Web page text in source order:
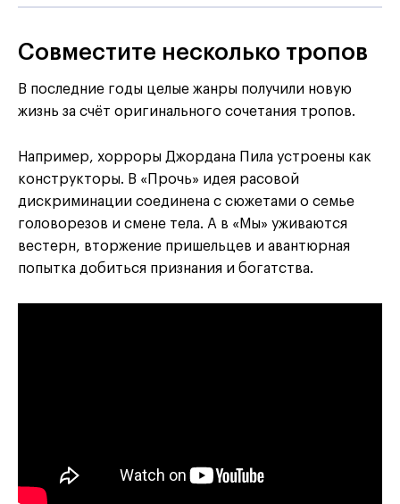
Совместите несколько тропов
В последние годы целые жанры получили новую
жизнь за счёт оригинального сочетания тропов.
Например, хорроры Джордана Пила устроены как
конструкторы. В «Прочь» идея расовой
дискриминации соединена с сюжетами о семье
головорезов и смене тела. А в «Мы» уживаются
вестерн, вторжение пришельцев и авантюрная
попытка добиться признания и богатства.